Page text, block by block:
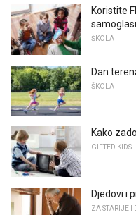
Koristite
ŠKOLA
Dan
ŠKOLA
Kako
GIFTED KIDS
Djedovi i
ZA STARIJE I